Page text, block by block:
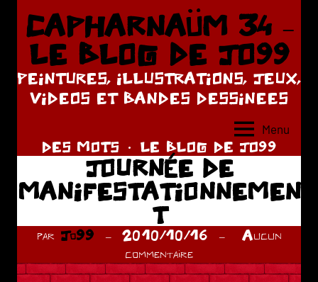
Aller
contenu
CAPHARNAÜM 34 –
LE BLOG DE JO99
PEINTURES, ILLUSTRATIONS, JEUX,
VIDEOS ET BANDES DESSINEES
Menu
DES MOTS LE BLOG DE JO99
JOURNÉE DE
MANIFESTATIONNEMEN
T
par Jo99 2010/10/16
Aucun
commentaire